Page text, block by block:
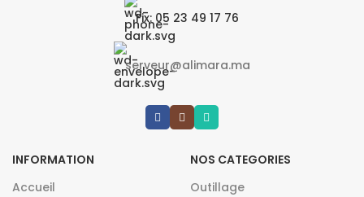
Fix: 05 23 49 17 76
serveur@alimara.ma
INFORMATION
Accueil
NOS CATEGORIES
Outillage